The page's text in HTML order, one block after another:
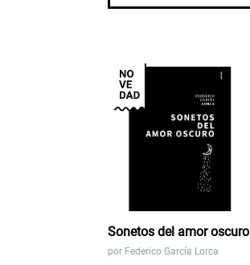
Sonetos del amor oscuro
por Federico García Lorca